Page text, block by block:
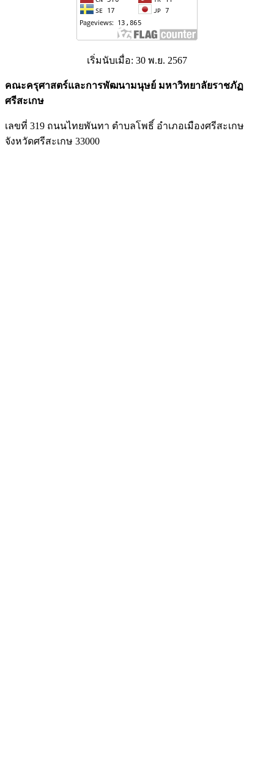
เริ่มนับเมื่อ: 30 พ.ย. 2567
คณะครุศาสตร์และการพัฒนามนุษย์ มหาวิทยาลัยราชภัฏ
ศรีสะเกษ
เลขที่ 319 ถนนไทยพันทา ตำบลโพธิ์ อำเภอเมืองศรีสะเกษ
จังหวัดศรีสะเกษ 33000